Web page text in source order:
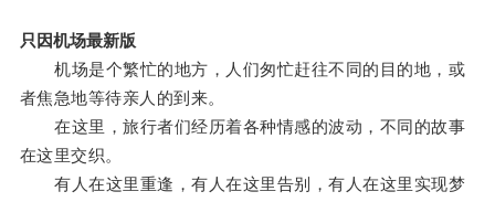
只因机场最新版
机场是个繁忙的地方，人们匆忙赶往不同的目的地，或
者焦急地等待亲人的到来。
在这里，旅行者们经历着各种情感的波动，不同的故事
在这里交织。
有人在这里重逢，有人在这里告别，有人在这里实现梦